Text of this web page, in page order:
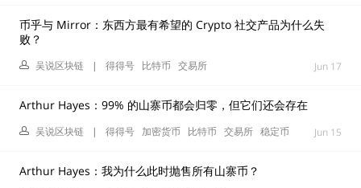
币乎与 Mirror：东西方最有希望的 Crypto 社交产品为什么失
败？
吴说区块链 | 得得号 比特币 交易所 Jun 17
Arthur Hayes：99% 的山寨币都会归零，但它们还会存在
吴说区块链 | 得得号 加密货币 比特币 交易所 稳定币 Jun 15
Arthur Hayes：我为什么此时抛售所有山寨币？